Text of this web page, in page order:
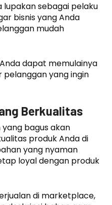
lupakan sebagai pelaku
bisnis yang Anda
mudah
dapat memulainya
yang ingin
Berkualitas
bagus akan
produk Anda di
yang nyaman
loyal dengan produk
di marketplace,